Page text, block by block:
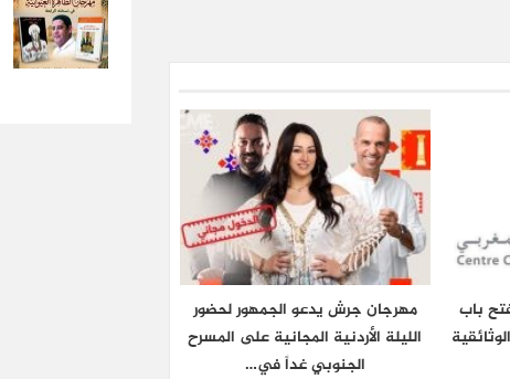
باب
مهرجان جرش يدعو الجمهور لحضور
الليلة الأردنية المجانية على المسرح
الجنوبي غداً في…